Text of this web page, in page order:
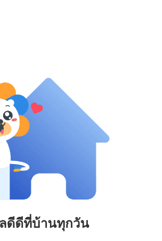
ดีดีที่บ้านทุกวัน